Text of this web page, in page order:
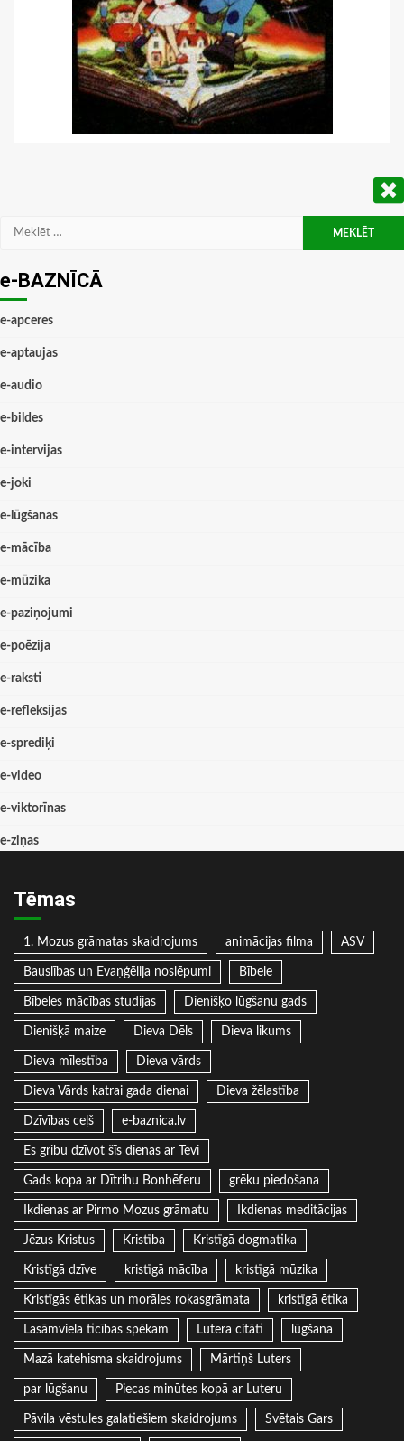
Meklēt:
e-BAZNĪCĀ
e-apceres
e-aptaujas
e-audio
e-bildes
e-intervijas
e-joki
e-lūgšanas
e-mācība
e-mūzika
e-paziņojumi
e-poēzija
e-raksti
e-refleksijas
e-sprediķi
e-video
e-viktorīnas
e-ziņas
Tēmas
1. Mozus grāmatas skaidrojums animācijas filma ASV
Bauslības un Evaņģēlija noslēpumi Bībele
Bībeles mācības studijas Dienišķo lūgšanu gads
Dienišķā maize Dieva Dēls Dieva likums
Dieva mīlestība Dieva vārds
Dieva Vārds katrai gada dienai Dieva žēlastība
Dzīvības ceļš e-baznica.lv
Es gribu dzīvot šīs dienas ar Tevi
Gads kopa ar Dītrihu Bonhēferu grēku piedošana
Ikdienas ar Pirmo Mozus grāmatu Ikdienas meditācijas
Jēzus Kristus Kristība Kristīgā dogmatika
Kristīgā dzīve kristīgā mācība kristīgā mūzika
Kristīgās ētikas un morāles rokasgrāmata kristīgā ētika
Lasāmviela ticības spēkam Lutera citāti lūgšana
Mazā katehisma skaidrojums Mārtiņš Luters
par lūgšanu Piecas minūtes kopā ar Luteru
Pāvila vēstules galatiešiem skaidrojums Svētais Gars